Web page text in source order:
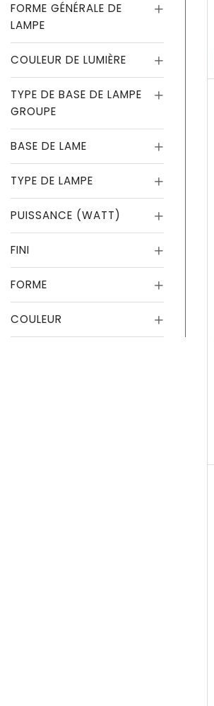
FORME GÉNÉRALE DE
LAMPE
COULEUR DE LUMIÈRE
TYPE DE BASE DE LAMPE
GROUPE
BASE DE LAME
TYPE DE LAMPE
PUISSANCE (WATT)
FINI
FORME
COULEUR